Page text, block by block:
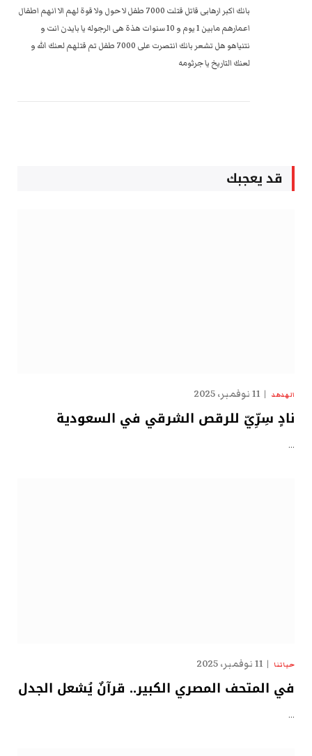
بانك اكبر ارهابى قاتل قتلت 7000 طفل لا حول ولا قوة لهم الا انهم اطفال
اعمارهم مابين 1 يوم و 10 سنوات هذة هى الرجوله يا بايدن انت و
نتنياهو هل تشعر بانك انتصرت على 7000 طفل تم قتلهم لعنك الله و
لعنك التاريخ يا جرثومه
قد يعجبك
الهدهد 11 نوفمبر، 2025
نادٍ سِرِّيّ للرقص الشرقي في السعودية
…
حياتنا 11 نوفمبر، 2025
في المتحف المصري الكبير.. قرآنٌ يُشعل الجدل
…